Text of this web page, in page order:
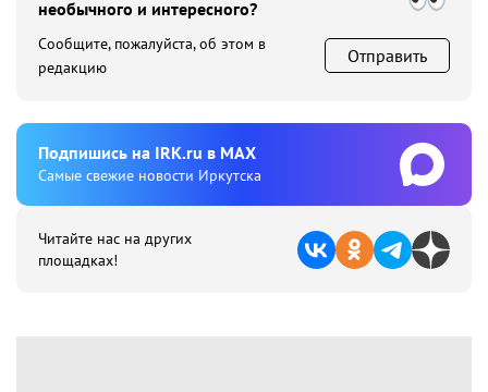
необычного и интересного?
Сообщите, пожалуйста, об этом в
редакцию
Отправить
Подпишиcь на IRK.ru в MAX
Cамые свежие новости Иркутска
Читайте нас на других
площадках!